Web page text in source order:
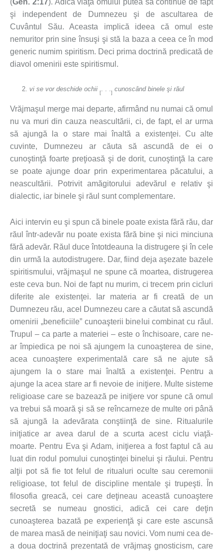
(Gen. 2:17). Adică viaţa omului putea să continue de fapt
şi independent de Dumnezeu şi de ascultarea de
Cuvântul Său. Aceasta implică ideea că omul este
nemuritor prin sine însuşi şi stă la baza a ceea ce în mod
generic numim spiritism. Deci prima doctrină predicată de
diavol omenirii este spiritismul.
vi se vor deschide ochii [ ] cunoscând binele şi răul
Vrăjmaşul merge mai departe, afirmând nu numai că omul
nu va muri din cauza neascultării, ci, de fapt, el ar urma
să ajungă la o stare mai înaltă a existenţei. Cu alte
cuvinte, Dumnezeu ar căuta să ascundă de ei o
cunoştinţă foarte preţioasă şi de dorit, cunoştinţă la care
se poate ajunge doar prin experimentarea păcatului, a
neascultării. Potrivit amăgitorului adevărul e relativ şi
dialectic, iar binele şi răul sunt complementare.
Aici intervin eu şi spun că binele poate exista fără rău, dar
răul într-adevăr nu poate exista fără bine şi nici minciuna
fără adevăr. Răul duce întotdeauna la distrugere şi în cele
din urmă la autodistrugere. Dar, fiind deja aşezate bazele
spiritismului, vrăjmaşul ne spune că moartea, distrugerea
este ceva bun. Noi de fapt nu murim, ci trecem prin cicluri
diferite ale existenţei. Iar materia ar fi creată de un
Dumnezeu rău, acel Dumnezeu care a căutat să ascundă
omenirii „beneficiile” cunoaşterii binelui combinat cu răul.
Trupul – ca parte a materiei – este o închisoare, care ne-
ar împiedica pe noi să ajungem la cunoaşterea de sine,
acea cunoaştere experimentală care să ne ajute să
ajungem la o stare mai înaltă a existenţei. Pentru a
ajunge la acea stare ar fi nevoie de iniţiere. Multe sisteme
religioase care se bazează pe iniţiere vor spune că omul
va trebui să moară şi să se reîncarneze de multe ori până
să ajungă la adevărata conştiinţă de sine. Ritualurile
iniţiatice ar avea darul de a scurta acest ciclu viaţă-
moarte. Pentru Eva şi Adam, iniţierea a fost faptul că au
luat din rodul pomului cunoştinţei binelui şi răului. Pentru
alţii pot să fie tot felul de ritualuri oculte sau ceremonii
religioase, tot felul de discipline mentale şi trupeşti. În
filosofia greacă, cei care deţineau această cunoaştere
secretă se numeau gnostici, adică cei care deţin
cunoaşterea bazată pe experienţă şi care este ascunsă
de marea masă de neiniţiaţi sau novici. Vom numi cea de-
a doua doctrină prezentată de vrăjmaş gnosticism, care